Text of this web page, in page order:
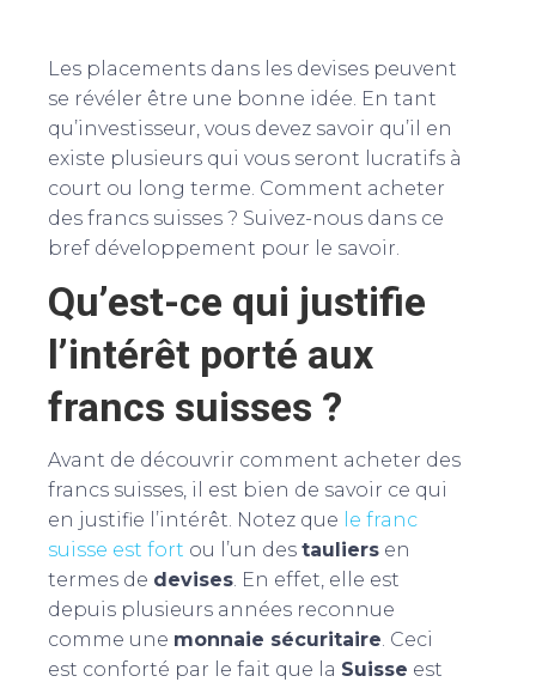
Les placements dans les devises peuvent
se révéler être une bonne idée. En tant
qu’investisseur, vous devez savoir qu’il en
existe plusieurs qui vous seront lucratifs à
court ou long terme. Comment acheter
des francs suisses ? Suivez-nous dans ce
bref développement pour le savoir.
Qu’est-ce qui justifie
l’intérêt porté aux
francs suisses ?
Avant de découvrir comment acheter des
francs suisses, il est bien de savoir ce qui
en justifie l’intérêt. Notez que le franc
suisse est fort ou l’un des tauliers en
termes de devises. En effet, elle est
depuis plusieurs années reconnue
comme une monnaie sécuritaire. Ceci
est conforté par le fait que la Suisse est